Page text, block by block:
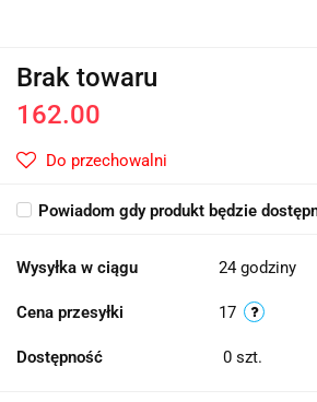
Brak towaru
162.00
Do przechowalni
Powiadom gdy produkt będzie
Wysyłka w ciągu 24 godziny
Cena przesyłki 17
Dostępność 0 szt.